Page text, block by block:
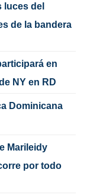
luces del
de la bandera
en
NY en RD
Dominicana
Marileidy
por todo